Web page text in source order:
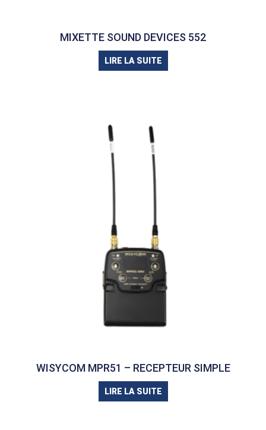
MIXETTE SOUND DEVICES 552
LIRE LA SUITE
WISYCOM MPR51 – RECEPTEUR SIMPLE
LIRE LA SUITE